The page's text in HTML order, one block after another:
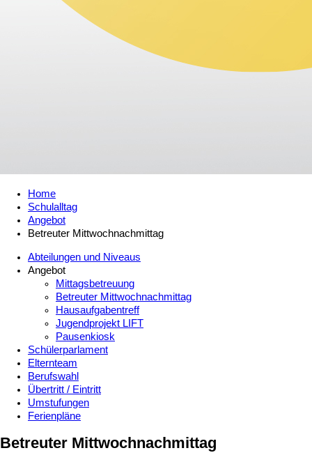
Home
Schulalltag
Angebot
Betreuter Mittwochnachmittag
Abteilungen und Niveaus
Angebot
Mittagsbetreuung
Betreuter Mittwochnachmittag
Hausaufgabentreff
Jugendprojekt LIFT
Pausenkiosk
Schülerparlament
Elternteam
Berufswahl
Übertritt / Eintritt
Umstufungen
Ferienpläne
Betreuter Mittwochnachmittag